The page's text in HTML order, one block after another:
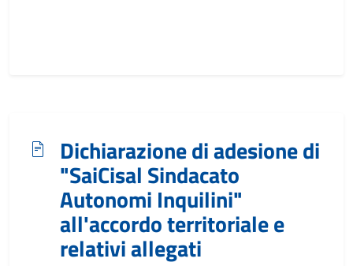
Dichiarazione di adesione di
"SaiCisal Sindacato
Autonomi Inquilini"
all'accordo territoriale e
relativi allegati